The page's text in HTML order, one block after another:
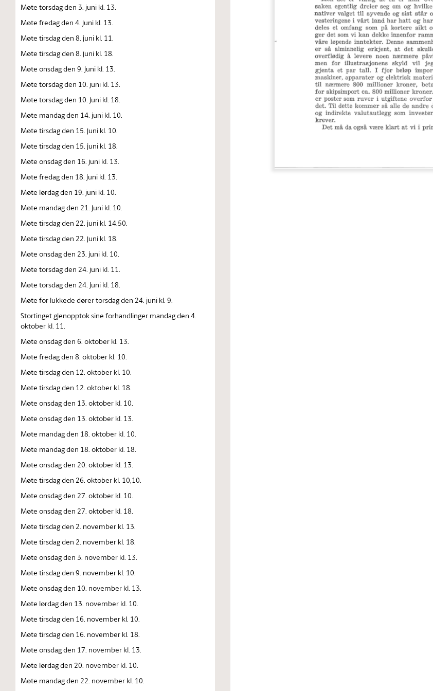
Møte torsdag den 3. juni kl. 13.
Møte fredag den 4. juni kl. 13.
Møte tirsdag den 8. juni kl. 11.
Møte tirsdag den 8. juni kl. 18.
Møte onsdag den 9. juni kl. 13.
Møte torsdag den 10. juni kl. 13.
Møte torsdag den 10. juni kl. 18.
Møte mandag den 14. juni kl. 10.
Møte tirsdag den 15. juni kl. 10.
Møte tirsdag den 15. juni kl. 18.
Møte onsdag den 16. juni kl. 13.
Møte fredag den 18. juni kl. 13.
Møte lørdag den 19. juni kl. 10.
Møte mandag den 21. juni kl. 10.
Møte tirsdag den 22. juni kl. 14.50.
Møte tirsdag den 22. juni kl. 18.
Møte onsdag den 23. juni kl. 10.
Møte torsdag den 24. juni kl. 11.
Møte torsdag den 24. juni kl. 18.
Møte for lukkede dører torsdag den 24. juni kl. 9.
Stortinget gjenopptok sine forhandlinger mandag den 4.
oktober kl. 11.
Møte onsdag den 6. oktober kl. 13.
Møte fredag den 8. oktober kl. 10.
Møte tirsdag den 12. oktober kl. 10.
Møte tirsdag den 12. oktober kl. 18.
Møte onsdag den 13. oktober kl. 10.
Møte onsdag den 13. oktober kl. 13.
Møte mandag den 18. oktober kl. 10.
Møte mandag den 18. oktober kl. 18.
Møte onsdag den 20. oktober kl. 13.
Møte tirsdag den 26. oktober kl. 10,10.
Møte onsdag den 27. oktober kl. 10.
Møte onsdag den 27. oktober kl. 18.
Møte tirsdag den 2. november kl. 13.
Møte tirsdag den 2. november kl. 18.
Møte onsdag den 3. november kl. 13.
Møte tirsdag den 9. november kl. 10.
Møte onsdag den 10. november kl. 13.
Møte lørdag den 13. november kl. 10.
Møte tirsdag den 16. november kl. 10.
Møte tirsdag den 16. november kl. 18.
Møte onsdag den 17. november kl. 13.
Møte lørdag den 20. november kl. 10.
Møte mandag den 22. november kl. 10.